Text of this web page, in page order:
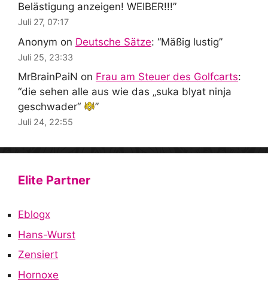
Belästigung anzeigen! WEIBER!!!”
Juli 27, 07:17
Anonym on Deutsche Sätze: “Mäßig lustig”
Juli 25, 23:33
MrBrainPaiN on Frau am Steuer des Golfcarts:
“die sehen alle aus wie das „suka blyat ninja
geschwader“
”
Juli 24, 22:55
Elite Partner
Eblogx
Hans-Wurst
Zensiert
Hornoxe